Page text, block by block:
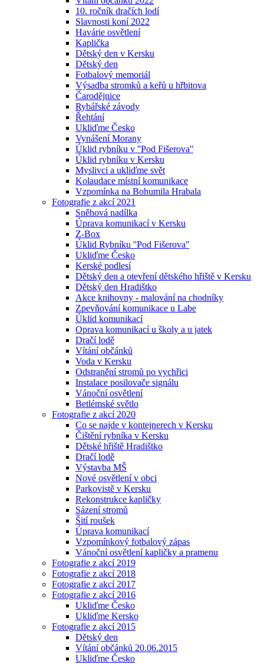
10. ročník dračích lodí
Slavnosti koní 2022
Havárie osvětlení
Kaplička
Dětský den v Kersku
Dětský den
Fotbalový memoriál
Výsadba stromků a keřů u hřbitova
Čarodějnice
Rybářské závody
Řehtání
Ukliďme Česko
Vynášení Morany
Úklid rybníku v ''Pod Fišerova''
Úklid rybníku v Kersku
Myslivci a ukliďme svět
Kolaudace místní komunikace
Vzpomínka na Bohumila Hrabala
Fotografie z akcí 2021
Sněhová nadílka
Úprava komunikací v Kersku
Z-Box
Úklid Rybníku ''Pod Fišerova''
Ukliďme Česko
Kerské podlesí
Dětský den a otevření dětského hřiště v Kersku
Dětský den Hradištko
Akce knihovny - malování na chodníky
Zpevňování komunikace u Labe
Úklid komunikací
Oprava komunikací u školy a u jatek
Dračí lodě
Vítání občánků
Voda v Kersku
Odstranění stromů po vychřici
Instalace posilovače signálu
Vánoční osvětlení
Betlémské světlo
Fotografie z akcí 2020
Co se najde v kontejnerech v Kersku
Čištění rybníka v Kersku
Dětské hřiště Hradištko
Dračí lodě
Výstavba MŠ
Nové osvětlení v obci
Parkovistě v Kersku
Rekonstrukce kapličky
Sázení stromů
Šití roušek
Úprava komunikací
Vzpomínkový fotbalový zápas
Vánoční osvětlení kapličky a pramenu
Fotografie z akcí 2019
Fotografie z akcí 2018
Fotografie z akcí 2017
Fotografie z akcí 2016
Ukliďme Česko
Ukliďme Kersko
Fotografie z akcí 2015
Dětský den
Vítání občánků 20.06.2015
Ukliďme Česko